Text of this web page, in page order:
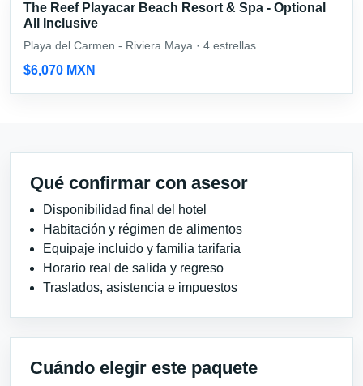
The Reef Playacar Beach Resort & Spa - Optional
All Inclusive
Playa del Carmen - Riviera Maya · 4 estrellas
$6,070 MXN
Qué confirmar con asesor
Disponibilidad final del hotel
Habitación y régimen de alimentos
Equipaje incluido y familia tarifaria
Horario real de salida y regreso
Traslados, asistencia e impuestos
Cuándo elegir este paquete